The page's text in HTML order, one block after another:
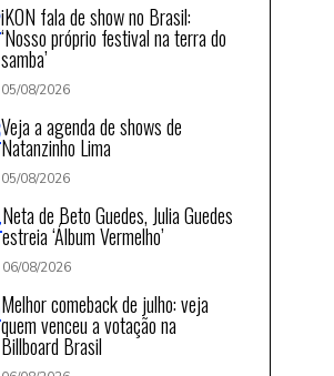
iKON fala de show no Brasil:
‘Nosso próprio festival na terra do
samba’
05/08/2026
Veja a agenda de shows de
Natanzinho Lima
05/08/2026
Neta de Beto Guedes, Julia Guedes
estreia ‘Álbum Vermelho’
06/08/2026
Melhor comeback de julho: veja
quem venceu a votação na
Billboard Brasil